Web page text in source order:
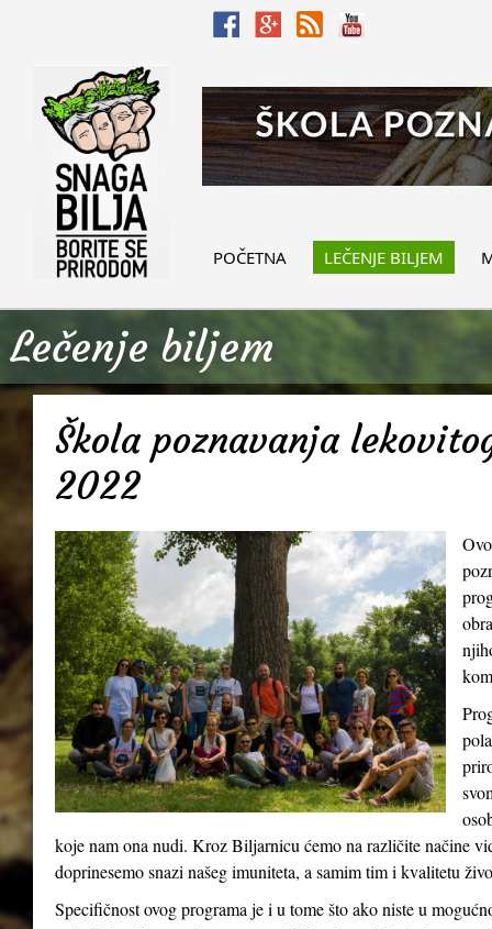
POČETNA LEČENJE BILJEM
Lečenje biljem
Škola poznavanja
2022
koje nam ona nudi. Kroz Biljarnicu ćemo na različite načine
doprinesemo snazi našeg imuniteta, a samim tim i kvalitetu
Specifičnost ovog programa je i u tome što ako niste u